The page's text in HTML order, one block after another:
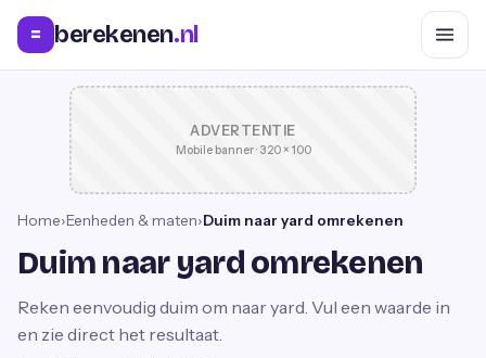
= berekenen.nl
ADVERTENTIE
Mobile banner · 320 × 100
Home›Eenheden & maten›Duim naar yard omrekenen
Duim naar yard omrekenen
Reken eenvoudig duim om naar yard. Vul een waarde in
en zie direct het resultaat.